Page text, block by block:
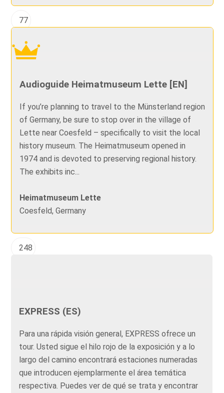
77
Audioguide Heimatmuseum Lette [EN]
If you’re planning to travel to the Münsterland region
of Germany, be sure to stop over in the village of
Lette near Coesfeld – specifically to visit the local
history museum. The Heimatmuseum opened in
1974 and is devoted to preserving regional history.
The exhibits inc...
Heimatmuseum Lette
Coesfeld, Germany
248
EXPRESS (ES)
Para una rápida visión general, EXPRESS ofrece un
tour. Usted sigue el hilo rojo de la exposición y a lo
largo del camino encontrará estaciones numeradas
que introducen ejemplarmente el área temática
respectiva. Puedes ver de qué se trata y encontrar